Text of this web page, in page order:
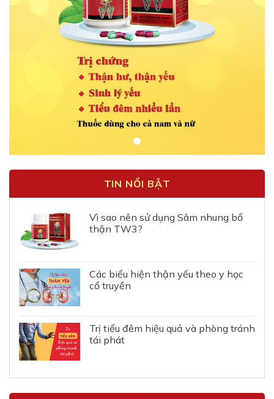
TIN NỔI BẬT
Vì sao nên sử dụng Sâm nhung bổ
thận TW3?
Các biểu hiện thận yếu theo y học
cổ truyền
Trị tiểu đêm hiệu quả và phòng tránh
tái phát